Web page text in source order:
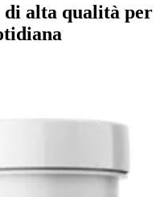
di alta qualità per